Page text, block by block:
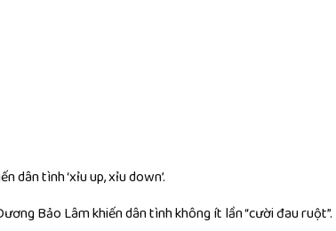
dân tình ‘xỉu up, xỉu down’.
Bảo Lâm khiến dân tình không ít lần “cười đau ruột”.